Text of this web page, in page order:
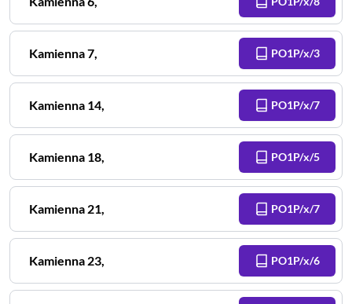
Kamienna7, PO1P/x/3
Kamienna 14, PO1P/x/7
Kamienna 18, PO1P/x/5
Kamienna 21, PO1P/x/7
Kamienna 23, PO1P/x/6